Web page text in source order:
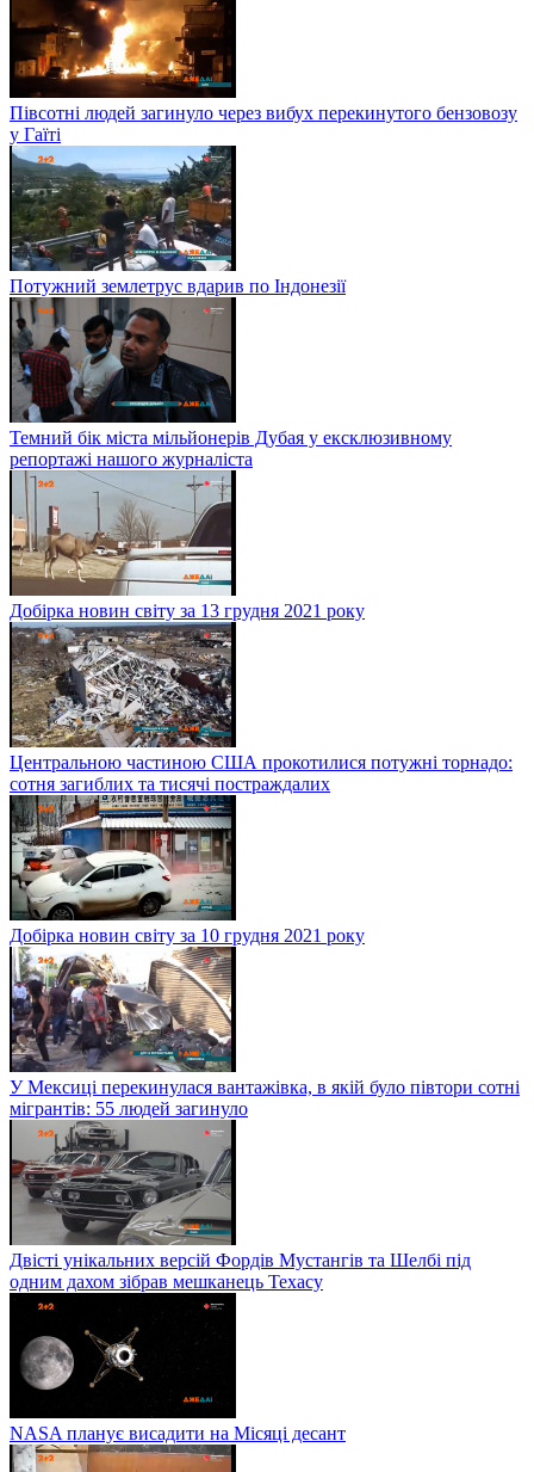
Півсотні людей загинуло через вибух перекинутого бензовозу
у Гаїті
Потужний землетрус вдарив по Індонезії
Темний бік міста мільйонерів Дубая у ексклюзивному
репортажі нашого журналіста
Добірка новин світу за 13 грудня 2021 року
Центральною частиною США прокотилися потужні торнадо:
сотня загиблих та тисячі постраждалих
Добірка новин світу за 10 грудня 2021 року
У Мексиці перекинулася вантажівка, в якій було півтори сотні
мігрантів: 55 людей загинуло
Двісті унікальних версій Фордів Мустангів та Шелбі під
одним дахом зібрав мешканець Техасу
NASA планує висадити на Місяці десант